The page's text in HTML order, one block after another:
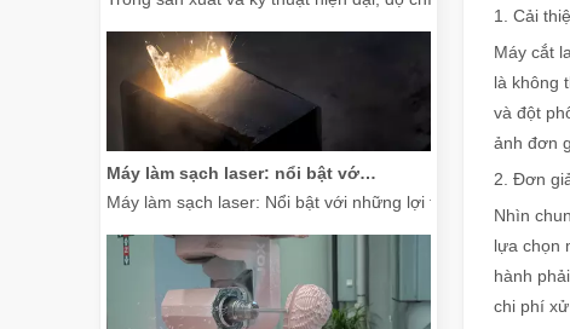
Máy làm sạch laser: nổi bật với những lợi thế rõ ràng so với máy làm sạch truyền thống
Máy làm sạch laser: Nổi bật với những lợi thế rõ ràng so
1. Cải
Máy cắt
là không
và đột
ảnh đơn
2. Đơn
Nhìn
lựa chọn
hành
chi phí